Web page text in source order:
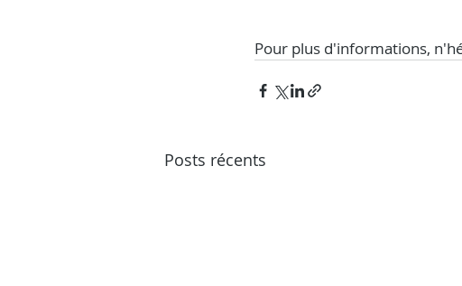
Pour plus d'informations,
Posts récents